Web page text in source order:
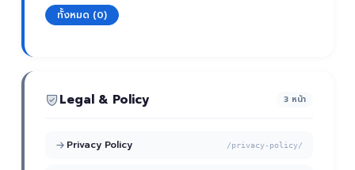
ทั้งหมด (0)
Legal & Policy 3 หน้า
Privacy Policy /privacy-policy/